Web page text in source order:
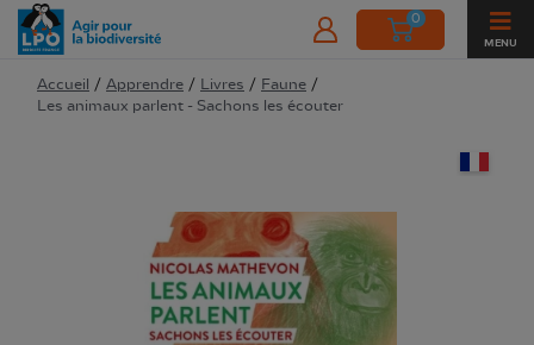
0
MENU
Accueil / Apprendre / Livres / Faune /
Les animaux parlent - Sachons les écouter